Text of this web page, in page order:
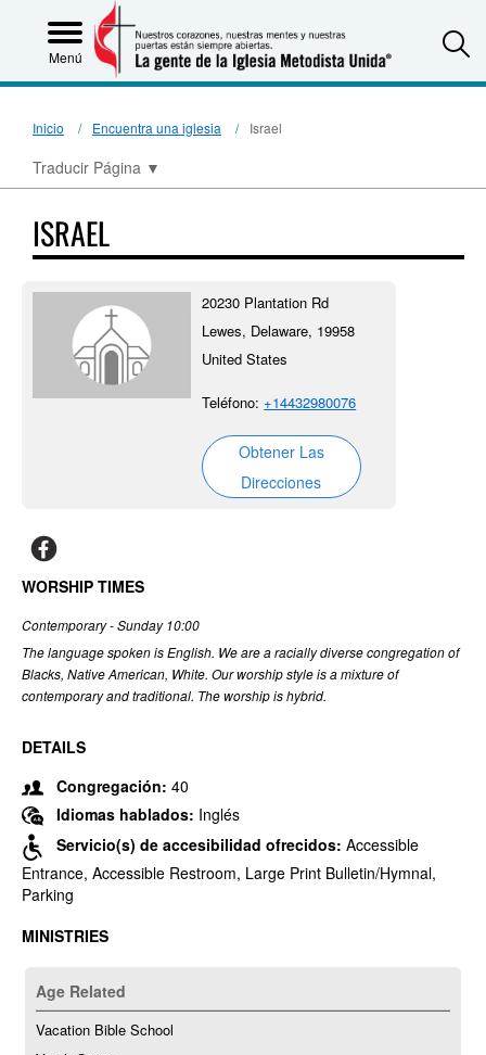
Menú
Inicio Encuentra una iglesia Israel
Traducir Página ▼
ISRAEL
20230 Plantation Rd
Lewes, Delaware, 19958
United States
Teléfono:+14432980076
Obtener Las
Direcciones
WORSHIP TIMES
Contemporary - Sunday 10:00
The language spoken is English. We are a racially diverse congregation of
Blacks, Native American, White. Our worship style is a mixture of
contemporary and traditional. The worship is hybrid.
DETAILS
Congregación: 40
Idiomas hablados: Inglés
Servicio(s) de accesibilidad ofrecidos: Accessible
Entrance, Accessible Restroom, Large Print Bulletin/Hymnal,
Parking
MINISTRIES
Age Related
Vacation Bible School